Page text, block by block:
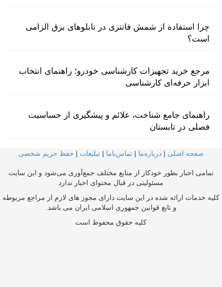
چرا استفاده از شمش فانتزی در تابلوهای برق الزامی
است؟
مرجع خرید تجهیزات کارشناسی خودرو؛ راهنمای انتخاب
ابزار حرفه‌ای کارشناسی
راهنمای جامع شناخت، علائم و پیشگیری از حساسیت
فصلی در تابستان
صفحه اصلی | درباره‌ما | تماس‌با‌ما | تبلیغات | حفظ حریم شخصی
تمامی اخبار بطور خودکار از منابع مختلف جمع‌آوری می‌شود و این سایت
مسئولیتی در قبال محتوای اخبار ندارد
کلیه خدمات ارائه شده در این سایت دارای مجوز های لازم از مراجع مربوطه
و تابع قوانین جمهوری اسلامی ایران می باشد.
کلیه حقوق محفوظ است